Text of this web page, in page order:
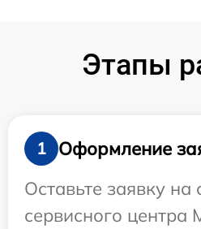
Этапы
1
Оформление
Оставьте заявку на
сервисного центра